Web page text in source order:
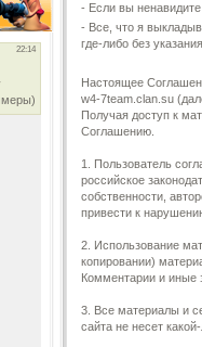
- Если вы
- Все, что я
где-либо без
Настоящее
w4-7team.clan.su
Получая доступ к
Соглашению.
1. Пользователь
российское
собственности,
привести к
2. Использование
копировании)
Комментарии и иные
3. Все материалы и
сайта не несет